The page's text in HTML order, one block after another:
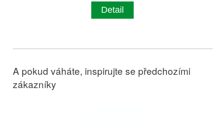
Detail
A pokud váháte, inspirujte se předchozími
zákazníky